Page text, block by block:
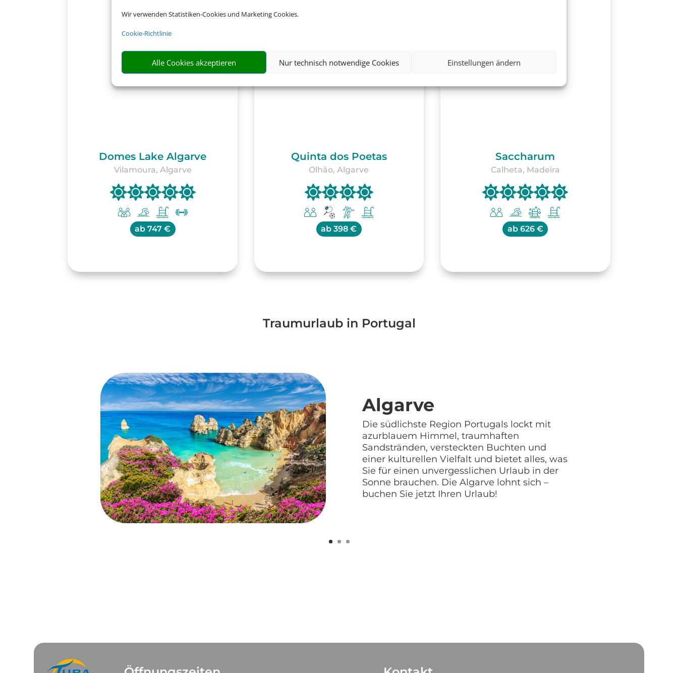
Wir verwenden Statistiken-Cookies und Marketing Cookies.
Cookie-Richtlinie
Alle Cookies akzeptieren Nur technisch notwendige Cookies Einstellungen ändern
Domes Lake Algarve
Vilamoura, Algarve
ab 747 €
Quinta dos Poetas
Olhão, Algarve
ab 398 €
Saccharum
Calheta, Madeira
ab 626 €
Traumurlaub in Portugal
Algarve
Die südlichste Region Portugals lockt mit
azurblauem Himmel, traumhaften
Sandstränden, versteckten Buchten und
einer kulturellen Vielfalt und bietet alles, was
Sie für einen unvergesslichen Urlaub in der
Sonne brauchen. Die Algarve lohnt sich –
buchen Sie jetzt Ihren Urlaub!